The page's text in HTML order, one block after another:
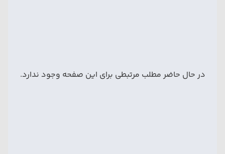
در حال حاضر مطلب مرتبطی برای این صفحه وجود ندارد.